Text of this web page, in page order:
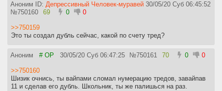
Аноним ID: Депрессивный Человек-муравей 30/05/20 Суб 06:45:52
№750160 69 0 0
>>750159
Это ты создал дубль сейчас, какой по счету тред?
Аноним # OP 30/05/20 Суб 06:47:25 №750161 70 0 0
>>750160
Шизик очнись, ты вайпами сломал нумерацию тредов, завайпав
11 и сделав его дубль. Школьник, ты же палишься на раз.